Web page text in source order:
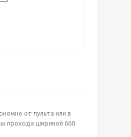
от пульта или в
прохода шириной 660